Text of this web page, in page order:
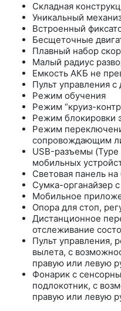
Складная
Уникальный
Встроенный
Бесщеточные
Плавный набор
Малый радиус
Емкость АКБ не
Пульт управления
Режим обучения
Режим “круиз-
Режим блокировки
Режим
сопровождающим
USB-разъемы (Type
мобильных
Световая панель
Сумка-органайзер
Мобильное
Опора для стоп,
Дистанционное
отслеживание
Пульт управления,
вылета, с
правую или левую
Фонарик с
подлокотник, с
правую или левую